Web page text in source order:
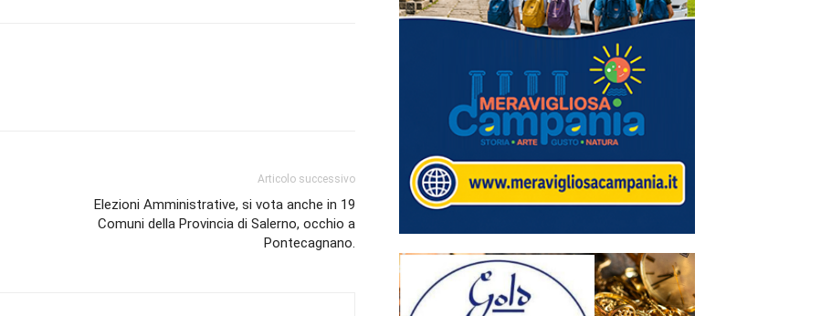
Articolo successivo
Elezioni Amministrative, si vota anche in 19
Comuni della Provincia di Salerno, occhio a
Pontecagnano.